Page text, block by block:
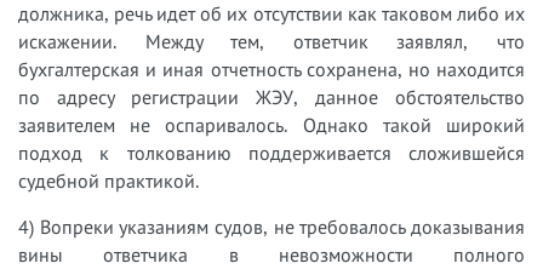
должника, речь идет об их отсутствии как таковом либо их
искажении. Между тем, ответчик заявлял, что
бухгалтерская и иная отчетность сохранена, но находится
по адресу регистрации ЖЭУ, данное обстоятельство
заявителем не оспаривалось. Однако такой широкий
подход к толкованию поддерживается сложившейся
судебной практикой.
4) Вопреки указаниям судов, не требовалось доказывания
вины ответчика в невозможности полного